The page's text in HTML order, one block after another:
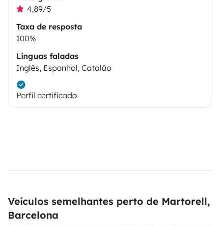
4,89/5
Taxa de resposta
100%
Línguas faladas
Inglês, Espanhol, Catalão
Perfil certificado
Veículos semelhantes perto de Martorell,
Barcelona